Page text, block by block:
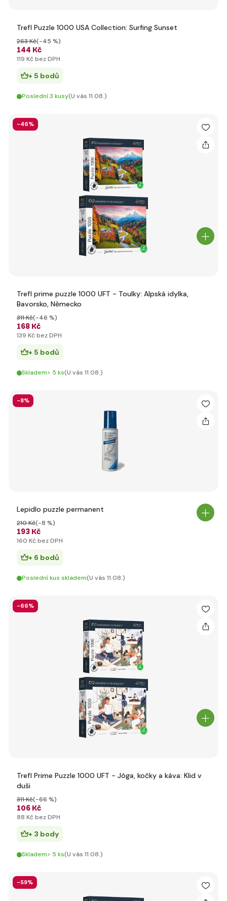
Trefl Puzzle 1000 USA Collection: Surfing Sunset
144 Kč
263 Kč(-45 %)
119 Kč bez DPH
+ 5 bodů
Poslední 3 kusy(U vás 11.08.)
-46%
Trefl prime puzzle 1000 UFT - Toulky: Alpská idylka,
Bavorsko, Německo
168 Kč
311 Kč(-46 %)
139 Kč bez DPH
+ 5 bodů
Skladem> 5 ks(U vás 11.08.)
-8%
Lepidlo puzzle permanent
193 Kč
210 Kč(-8 %)
160 Kč bez DPH
+ 6 bodů
Poslední kus skladem(U vás 11.08.)
-66%
Trefl Prime Puzzle 1000 UFT - Jóga, kočky a káva: Klid v
duši
106 Kč
311 Kč(-66 %)
88 Kč bez DPH
+ 3 body
Skladem> 5 ks(U vás 11.08.)
-59%